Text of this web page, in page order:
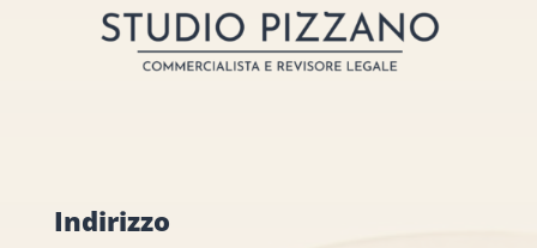
Indirizzo